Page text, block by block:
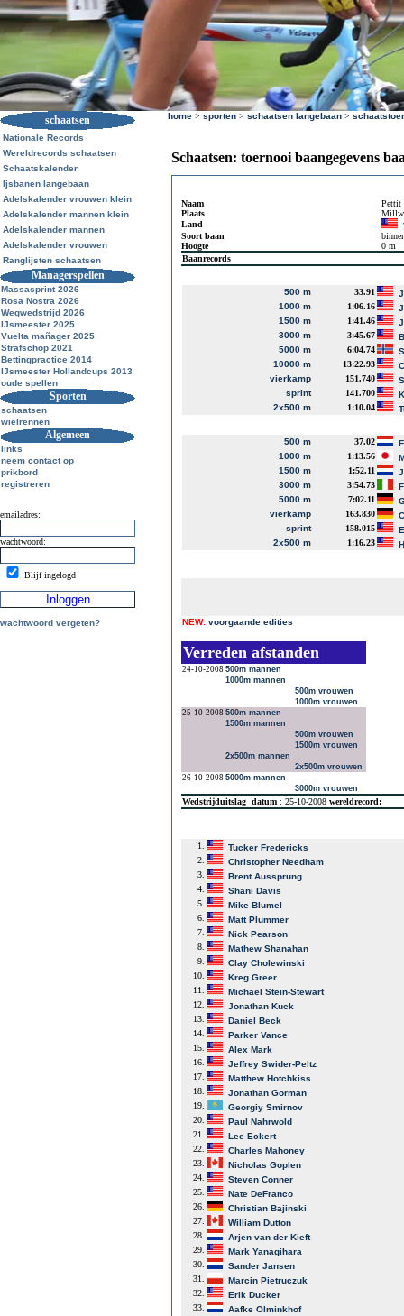
schaatsen
Nationale Records
Wereldrecords schaatsen
Schaatskalender
Ijsbanen langebaan
Adelskalender vrouwen klein
Adelskalender mannen klein
Adelskalender mannen
Adelskalender vrouwen
Ranglijsten schaatsen
Managerspellen
Massasprint 2026
Rosa Nostra 2026
Wegwedstrijd 2026
IJsmeester 2025
Vuelta mañager 2025
Strafschop 2021
Bettingpractice 2014
IJsmeester Hollandcups 2013
oude spellen
Sporten
schaatsen
wielrennen
Algemeen
links
neem contact op
prikbord
registreren
emailadres:
wachtwoord:
Blijf ingelogd
wachtwoord vergeten?
home > sporten > schaatsen langebaan >
Schaatsen: toernooi baangegevens
Naam
Pettit
Plaats
Land
Soort baan
Hoogte
0 m
Baanrecords
500 m 33.91
1000 m
1:06.16
1500 m
1:41.46
3000 m
3:45.67
5000 m
6:04.74
10000 m
13:22.93
vierkamp
151.740
sprint
141.700
2x500 m
1:10.04
500 m 37.02
1000 m
1:13.56
1500 m
1:52.11
3000 m
3:54.73
5000 m
7:02.11
vierkamp
163.830
sprint
158.015
2x500 m
1:16.23
NEW: voorgaande edities
Verreden afstanden
24-10-2008 500m mannen
1000m mannen
500m vrouwen
1000m vrouwen
25-10-2008 500m mannen
1500m mannen
500m vrouwen
1500m vrouwen
2x500m mannen
2x500m vrouwen
26-10-2008 5000m mannen
3000m vrouwen
Wedstrijduitslag datum : 25-10-2008 wereldrecord:
1.
Tucker Fredericks
2.
Christopher Needham
3.
Brent Aussprung
4.
Shani Davis
5.
Mike Blumel
6.
Matt Plummer
7.
Nick Pearson
8.
Mathew Shanahan
9.
Clay Cholewinski
10.
Kreg Greer
11.
Michael Stein-Stewart
12.
Jonathan Kuck
13.
Daniel Beck
14.
Parker Vance
15.
Alex Mark
16.
Jeffrey Swider-Peltz
17.
Matthew Hotchkiss
18.
Jonathan Gorman
19.
Georgiy Smirnov
20.
Paul Nahrwold
21.
Lee Eckert
22.
Charles Mahoney
23.
Nicholas Goplen
24.
Steven Conner
25.
Nate DeFranco
26.
Christian Bajinski
27.
William Dutton
28.
Arjen van der Kieft
29.
Mark Yanagihara
30.
Sander Jansen
31.
Marcin Pietruczuk
32.
Erik Ducker
33.
Aafke Olminkhof